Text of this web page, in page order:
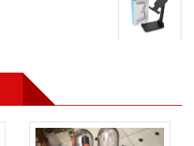
mặt ion
WFC SP: